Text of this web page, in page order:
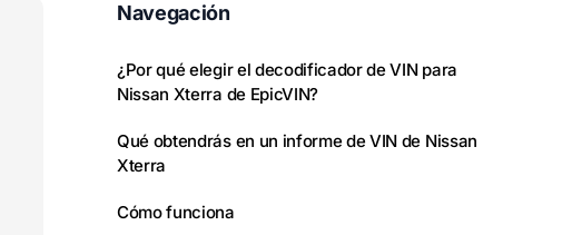
Navegación
¿Por qué elegir el decodificador de VIN para
Nissan Xterra de EpicVIN?
Qué obtendrás en un informe de VIN de Nissan
Xterra
Cómo funciona